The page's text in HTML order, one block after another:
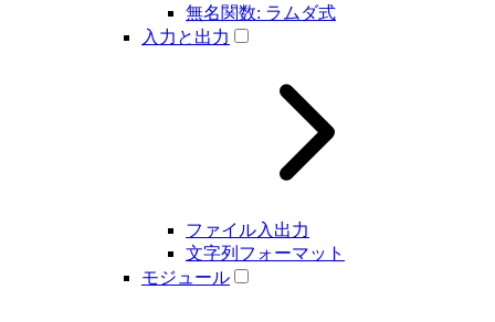
無名関数: ラムダ式
入力と出力
ファイル入出力
文字列フォーマット
モジュール